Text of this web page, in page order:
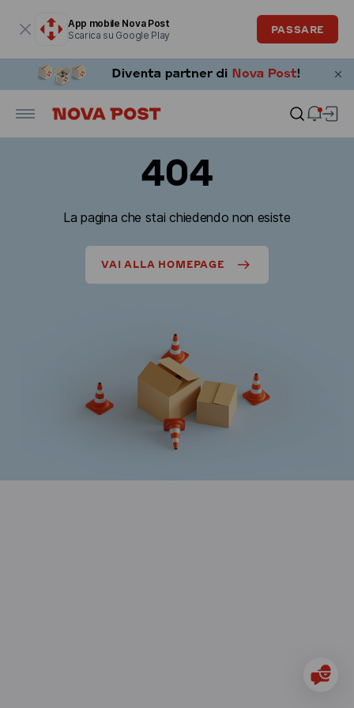
App mobile Nova Post
Scarica su Google Play
PASSARE
404
La pagina che stai chiedendo non esiste
VAI ALLA HOMEPAGE